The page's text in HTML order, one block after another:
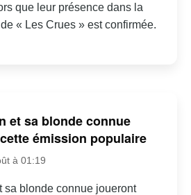
que leur présence dans la
« Les Crues » est confirmée.
et sa blonde connue
émission populaire
à 01:19
sa blonde connue joueront